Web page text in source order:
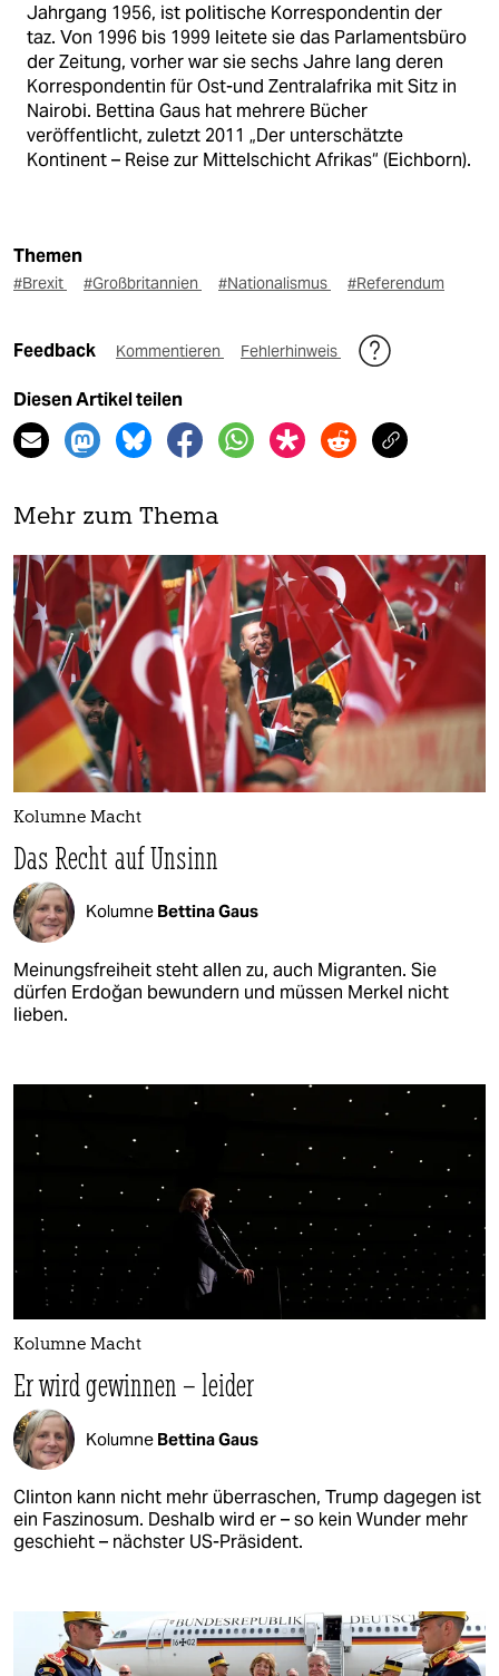
Jahrgang 1956, ist politische Korrespondentin der
taz. Von 1996 bis 1999 leitete sie das Parlamentsbüro
der Zeitung, vorher war sie sechs Jahre lang deren
Korrespondentin für Ost-und Zentralafrika mit Sitz in
Nairobi. Bettina Gaus hat mehrere Bücher
veröffentlicht, zuletzt 2011 „Der unterschätzte
Kontinent – Reise zur Mittelschicht Afrikas“ (Eichborn).
Themen
#Brexit #Großbritannien #Nationalismus #Referendum
Feedback Kommentieren Fehlerhinweis
Diesen Artikel teilen
Mehr zum Thema
Kolumne Macht
Das Recht auf Unsinn
Kolumne Bettina Gaus
Meinungsfreiheit steht allen zu, auch Migranten. Sie
dürfen Erdoğan bewundern und müssen Merkel nicht
lieben.
Kolumne Macht
Er wird gewinnen – leider
Kolumne Bettina Gaus
Clinton kann nicht mehr überraschen, Trump dagegen ist
ein Faszinosum. Deshalb wird er – so kein Wunder mehr
geschieht – nächster US-Präsident.